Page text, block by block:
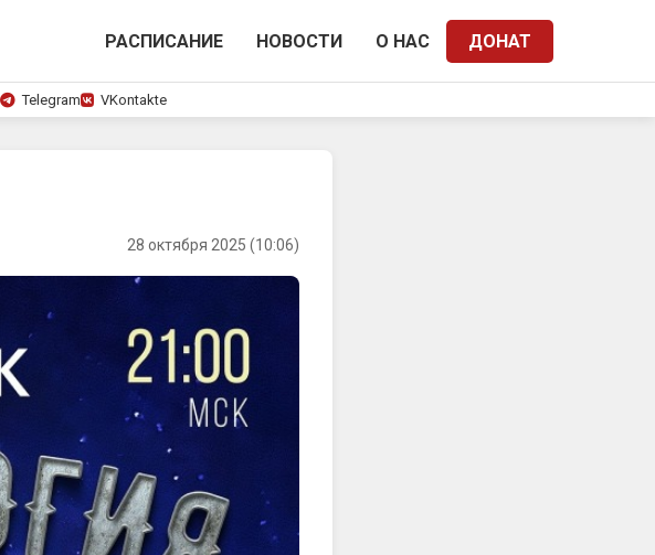
РАСПИСАНИЕ НОВОСТИ О НАС ДОНАТ
Telegram VKontakte
28 октября 2025 (10:06)